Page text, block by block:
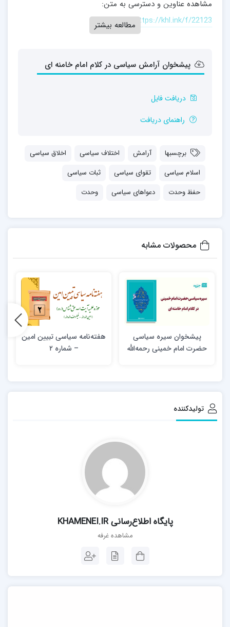
مشاهده عناوین و دسترسی به متن:
https://khl.ink/f/22123 مطالعه بیشتر
پیشخوان آرامش سیاسی در کلام امام خامنه ای
دریافت فایل
راهنمای دریافت
برچسبها آرامش اختلاف سیاسی
اخلاق سیاسی
اسلام سیاسی
تقوای سیاسی
ثبات سیاسی
حفظ وحدت
دعواهای سیاسی وحدت
محصولات مشابه
پیشخوان سیره سیاسی
حضرت امام خمینی‌ رحمه‌الله
هفته‌نامه سیاسی تبیین امین
– شماره ۲
تولیدکننده
پايگاه اطلاع‌رسانی KHAMENEI.IR
مشاهده غرفه